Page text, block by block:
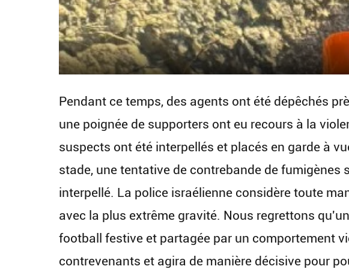
Pendant ce temps, des agents ont été dépêchés
une poignée de supporters ont eu recours à la
suspects ont été interpellés et placés en garde à
stade, une tentative de contrebande de fumigènes
interpellé. La police israélienne considère toute
avec la plus extrême gravité. Nous regrettons
football festive et partagée par un comportement
contrevenants et agira de manière décisive pour